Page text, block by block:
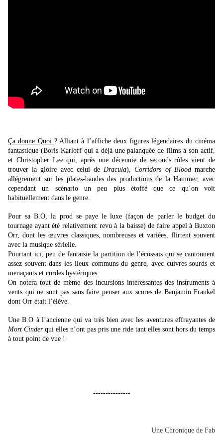
Ça donne Quoi ? Alliant à l’affiche deux figures légendaires du cinéma
fantastique (Boris Karloff qui a déjà une palanquée de films à son actif,
et Christopher Lee qui, après une décennie de seconds rôles vient de
trouver la gloire avec celui deDracula),Corridors of Bloodmarche
allégrement sur les plates-bandes des productions de la Hammer, avec
cependant un scénario un peu plus étoffé que ce qu’on voit
habituellement dans le genre.
Pour sa B.O, la prod se paye le luxe (façon de parler le budget du
tournage ayant été relativement revu à la baisse) de faire appel à Buxton
Orr, dont les œuvres classiques, nombreuses et variées, flirtent souvent
avec la musique sérielle.
Pourtant ici, peu de fantaisie la partition de l’écossais qui se cantonnent
assez souvent dans les lieux communs du genre, avec cuivres sourds et
menaçants et cordes hystériques.
On notera tout de même des incursions intéressantes des instruments à
vents qui ne sont pas sans faire penser aux scores de Banjamin Frankel
dont Orr était l’élève.
Une B.O à l’ancienne qui va très bien avec les aventures effrayantes de
Mort Cinder qui elles n’ont pas pris une ride tant elles sont hors du temps
à tout point de vue !
---------------
Une Chronique de Fab